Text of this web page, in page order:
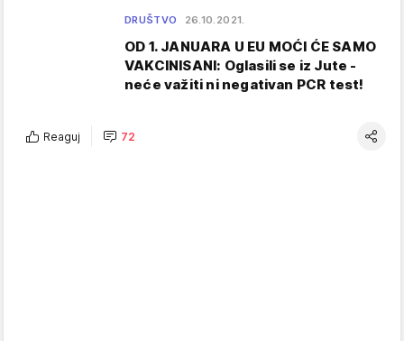
DRUŠTVO 26.10.2021.
OD 1. JANUARA U EU MOĆI ĆE SAMO
VAKCINISANI: Oglasili se iz Jute -
neće važiti ni negativan PCR test!
Reaguj 72